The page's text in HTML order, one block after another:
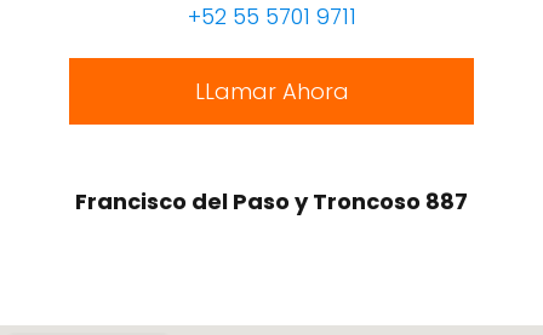
+52 55 5701 9711
LLamar Ahora
Francisco del Paso y Troncoso 887